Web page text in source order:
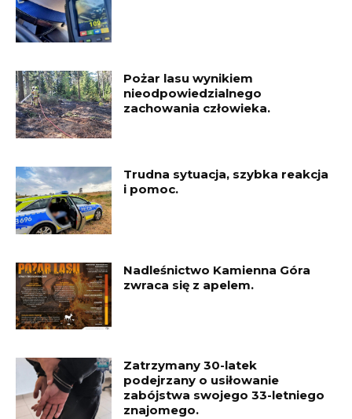
Pożar lasu wynikiem
nieodpowiedzialnego
zachowania człowieka.
Trudna sytuacja, szybka reakcja
i pomoc.
Nadleśnictwo Kamienna Góra
zwraca się z apelem.
Zatrzymany 30-latek
podejrzany o usiłowanie
zabójstwa swojego 33-letniego
znajomego.